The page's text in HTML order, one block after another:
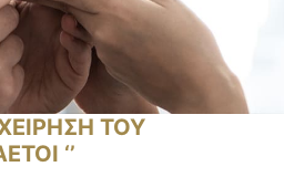
ΤΟΥ
‘’